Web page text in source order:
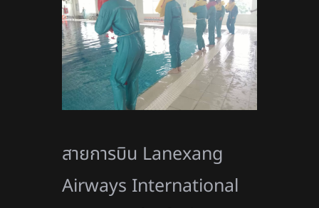
สายการบิน Lanexang
Airways International